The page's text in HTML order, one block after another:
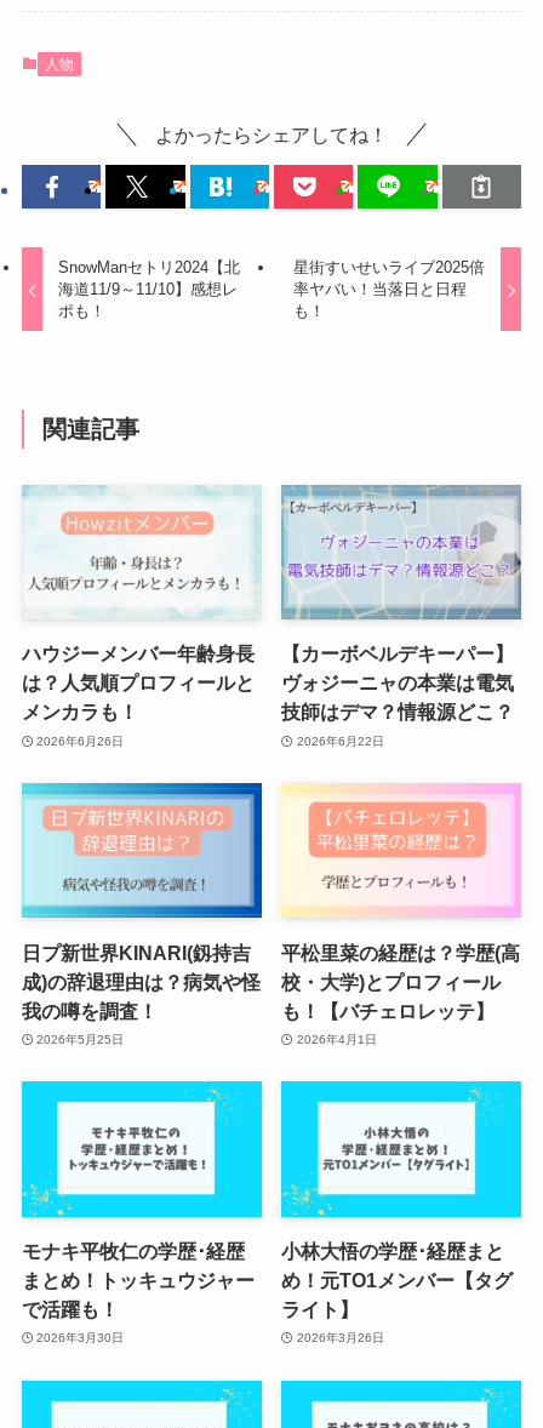
人物
よかったらシェアしてね！
SnowManセトリ2024【北
海道11/9～11/10】感想レ
ポも！
星街すいせいライブ2025倍
率ヤバい！当落日と日程
も！
関連記事
ハウジーメンバー年齢身長
は？人気順プロフィールと
メンカラも！
2026年6月26日
【カーボベルデキーパー】
ヴォジーニャの本業は電気
技師はデマ？情報源どこ？
2026年6月22日
日プ新世界KINARI(釼持吉
成)の辞退理由は？病気や怪
我の噂を調査！
2026年5月25日
平松里菜の経歴は？学歴(高
校・大学)とプロフィール
も！【バチェロレッテ】
2026年4月1日
モナキ平牧仁の学歴･経歴
まとめ！トッキュウジャー
で活躍も！
2026年3月30日
小林大悟の学歴･経歴まと
め！元TO1メンバー【タグ
ライト】
2026年3月26日